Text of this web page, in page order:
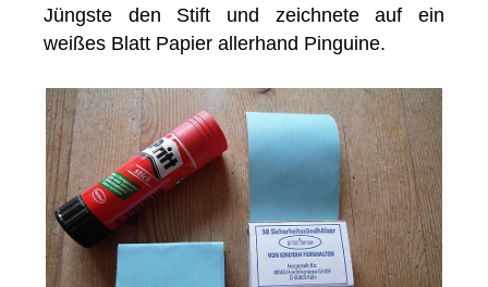
Jüngste den Stift und zeichnete auf ein
weißes Blatt Papier allerhand Pinguine.